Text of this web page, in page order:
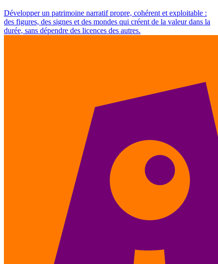
Développer un patrimoine narratif propre, cohérent et exploitable :
des figures, des signes et des mondes qui créent de la valeur dans la
durée, sans dépendre des licences des autres.